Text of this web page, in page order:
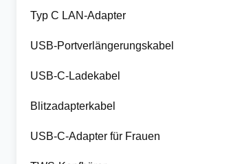
Typ C LAN-Adapter
USB-Portverlängerungskabel
USB-C-Ladekabel
Blitzadapterkabel
USB-C-Adapter für Frauen